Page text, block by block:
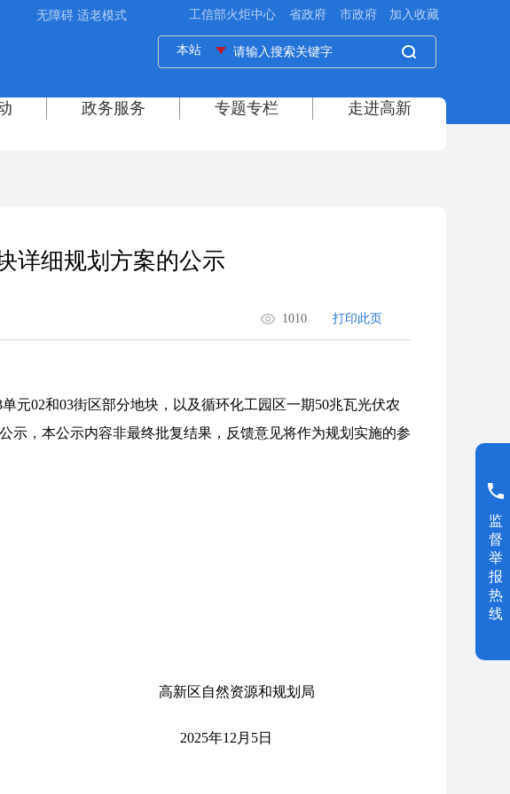
无障碍 适老模式
详细规划方案的公示
1010 打印此页
元02和03街区部分地块，以及循环化工园区一期50兆瓦光伏农
示，本公示内容非最终批复结果，反馈意见将作为规划实施的参
规划局
5日
监
督
举
报
热
线